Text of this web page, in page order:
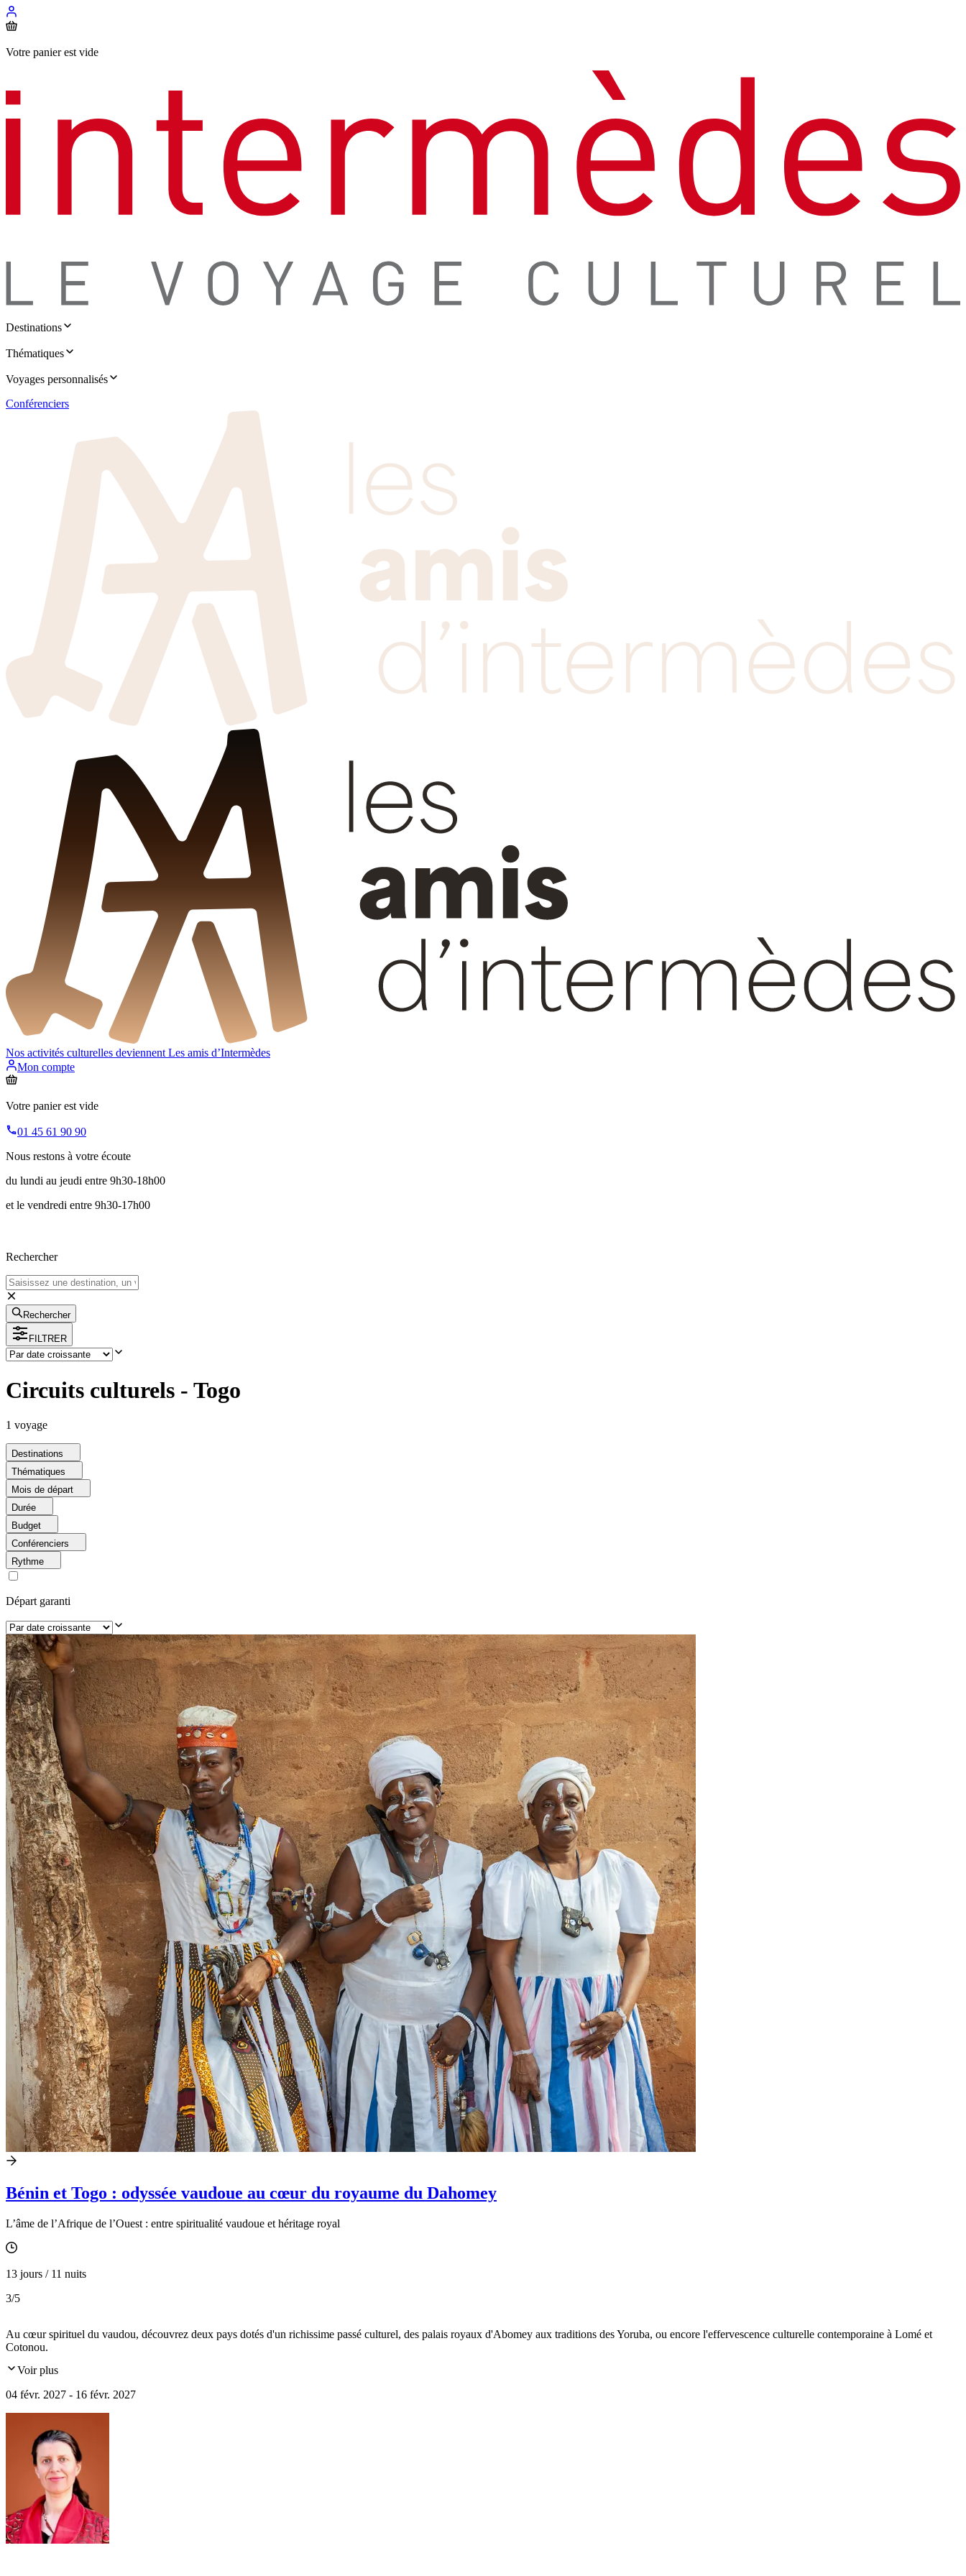
Votre panier est vide
Destinations
Thématiques
Voyages personnalisés
Conférenciers
Nos activités culturelles deviennent Les amis d’Intermèdes
Mon compte
Votre panier est vide
01 45 61 90 90
Nous restons à votre écoute
du lundi au jeudi entre 9h30-18h00
et le vendredi entre 9h30-17h00
Rechercher
Rechercher
FILTRER
Circuits culturels - Togo
1 voyage
Destinations
Thématiques
Mois de départ
Durée
Budget
Conférenciers
Rythme
Départ garanti
Bénin et Togo : odyssée vaudoue au cœur du royaume du Dahomey
L’âme de l’Afrique de l’Ouest : entre spiritualité vaudoue et héritage royal
13 jours / 11 nuits
3/5
Au cœur spirituel du vaudou, découvrez deux pays dotés d'un richissime passé culturel, des palais royaux d'Abomey aux traditions des Yoruba, ou encore l'effervescence culturelle contemporaine à Lomé et
Cotonou.
Voir plus
04 févr. 2027 - 16 févr. 2027